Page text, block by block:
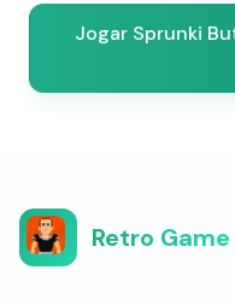
Jogar Sprunki
Retro Game